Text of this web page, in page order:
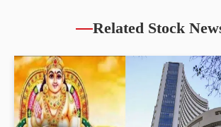
Related Stock